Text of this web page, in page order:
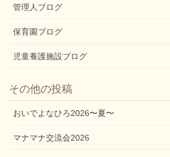
管理人ブログ
保育園ブログ
児童養護施設ブログ
その他の投稿
おいでよなひろ2026〜夏〜
マナマナ交流会2026